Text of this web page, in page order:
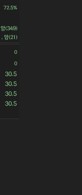
72.5%
(349)
, 암(21)
0
0
30.5
30.5
30.5
30.5